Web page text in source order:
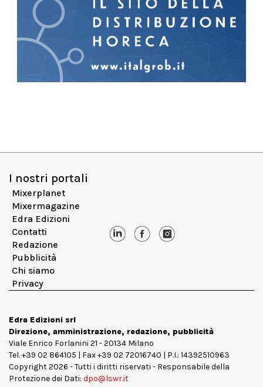
I nostri portali
Mixerplanet
Mixermagazine
Edra Edizioni
Contatti
Redazione
Pubblicità
Chi siamo
Privacy
Edra Edizioni srl
Direzione, amministrazione, redazione, pubblicità
Viale Enrico Forlanini 21 - 20134 Milano
Tel. +39 02 864105 | Fax +39 02 72016740 | P.I.: 14392510963
Copyright 2026 - Tutti i diritti riservati - Responsabile della
Protezione dei Dati: dpo@lswr.it